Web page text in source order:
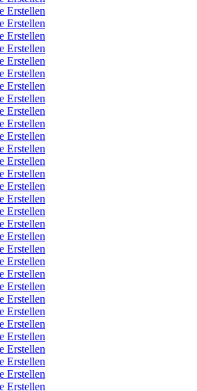
Erstellen
Erstellen
Erstellen
Erstellen
Erstellen
Erstellen
Erstellen
Erstellen
Erstellen
Erstellen
Erstellen
Erstellen
Erstellen
Erstellen
Erstellen
Erstellen
Erstellen
Erstellen
Erstellen
Erstellen
Erstellen
Erstellen
Erstellen
Erstellen
Erstellen
Erstellen
Erstellen
Erstellen
Erstellen
Erstellen
Erstellen